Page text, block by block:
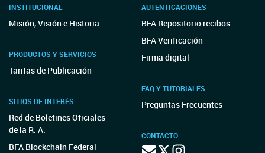
INSTITUCIONAL
Misión, Visión e Historia
PRODUCTOS Y SERVICIOS
Tarifas de Publicación
SITIOS DE INTERÉS
Red de Boletines Oficiales
de la R. A.
BFA Blockchain Federal
AUTENTICACIONES
BFA Repositorio recibos
BFA Verificación
Firma digital
FAQ Y TUTORIALES
Preguntas Frecuentes
CONTACTO